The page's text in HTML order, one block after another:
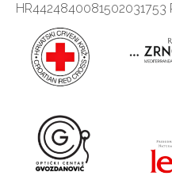
HR4424840081502031753